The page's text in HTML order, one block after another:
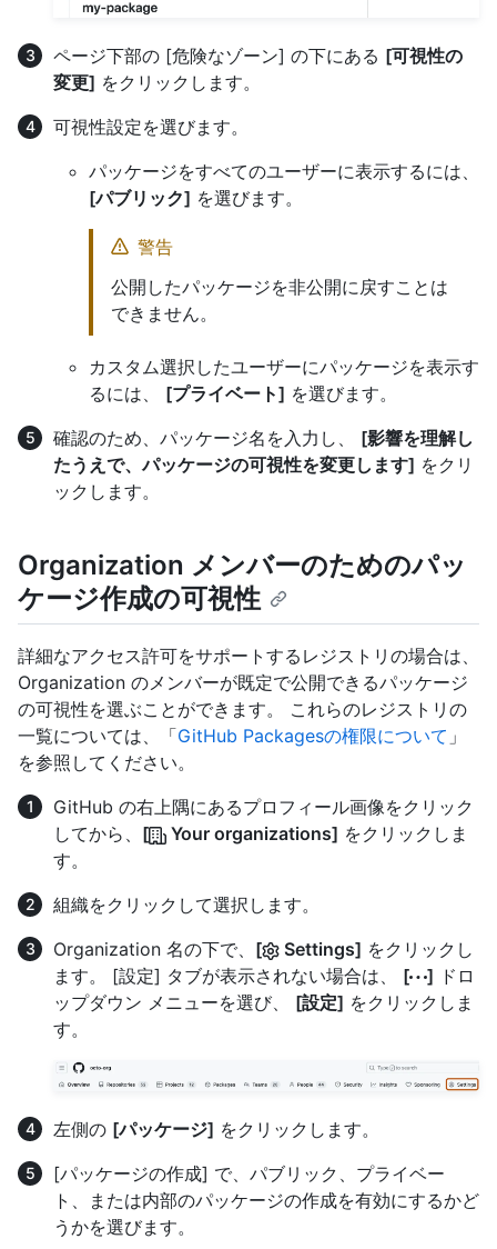
ページ下部の [危険なゾーン] の下にある [可視性の
変更] をクリックします。
可視性設定を選びます。
パッケージをすべてのユーザーに表示するには、
[パブリック] を選びます。
警告
公開したパッケージを非公開に戻すことは
できません。
カスタム選択したユーザーにパッケージを表示す
るには、 [プライベート] を選びます。
確認のため、パッケージ名を入力し、 [影響を理解し
たうえで、パッケージの可視性を変更します] をクリ
ックします。
Organization メンバーのためのパッ
ケージ作成の可視性
詳細なアクセス許可をサポートするレジストリの場合は、
Organization のメンバーが既定で公開できるパッケージ
の可視性を選ぶことができます。 これらのレジストリの
一覧については、「GitHub Packagesの権限について 」
を参照してください。
GitHub の右上隅にあるプロフィール画像をクリック
してから、 [ Your organizations] をクリックしま
す。
組織をクリックして選択します。
Organization 名の下で、 [ Settings] をクリックし
ます。 [設定] タブが表示されない場合は、 [ ] ドロ
ップダウン メニューを選び、 [設定] をクリックしま
す。
左側の [パッケージ] をクリックします。
[パッケージの作成] で、パブリック、プライベー
ト、または内部のパッケージの作成を有効にするかど
うかを選びます。